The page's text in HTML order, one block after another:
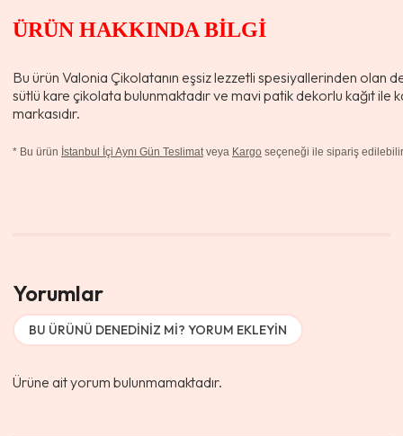
ÜRÜN HAKKINDA BİLGİ
Bu ürün Valonia Çikolatanın eşsiz lezzetli spesiyallerinden olan
sütlü kare çikolata bulunmaktadır ve mavi patik dekorlu kağıt ile
markasıdır.
* Bu ürün İstanbul İçi Aynı Gün Teslimatveya Kargo seçeneği ile sipariş
Yorumlar
BU ÜRÜNÜ DENEDINIZ MI? YORUM EKLEYIN
Ürüne ait yorum bulunmamaktadır.